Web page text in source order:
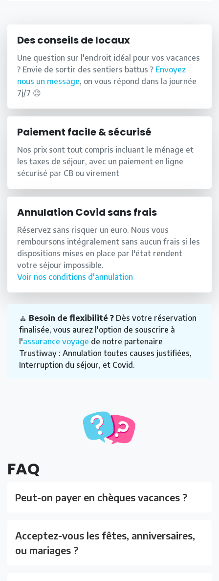
Des conseils de locaux
Une question sur l'endroit idéal pour vos vacances
? Envie de sortir des sentiers battus ? Envoyez
nous un message, on vous répond dans la journée
7j/7 😉
Paiement facile & sécurisé
Nos prix sont tout compris incluant le ménage et
les taxes de séjour, avec un paiement en ligne
sécurisé par CB ou virement
Annulation Covid sans frais
Réservez sans risquer un euro. Nous vous
remboursons intégralement sans aucun frais si les
dispositions mises en place par l'état rendent
votre séjour impossible.
Voir nos conditions d'annulation
🧘 Besoin de flexibilité ? Dès votre réservation
finalisée, vous aurez l'option de souscrire à
l'assurance voyage de notre partenaire
Trustiway : Annulation toutes causes justifiées,
Interruption du séjour, et Covid.
FAQ
Peut-on payer en chèques vacances ?
Acceptez-vous les fêtes, anniversaires,
ou mariages ?